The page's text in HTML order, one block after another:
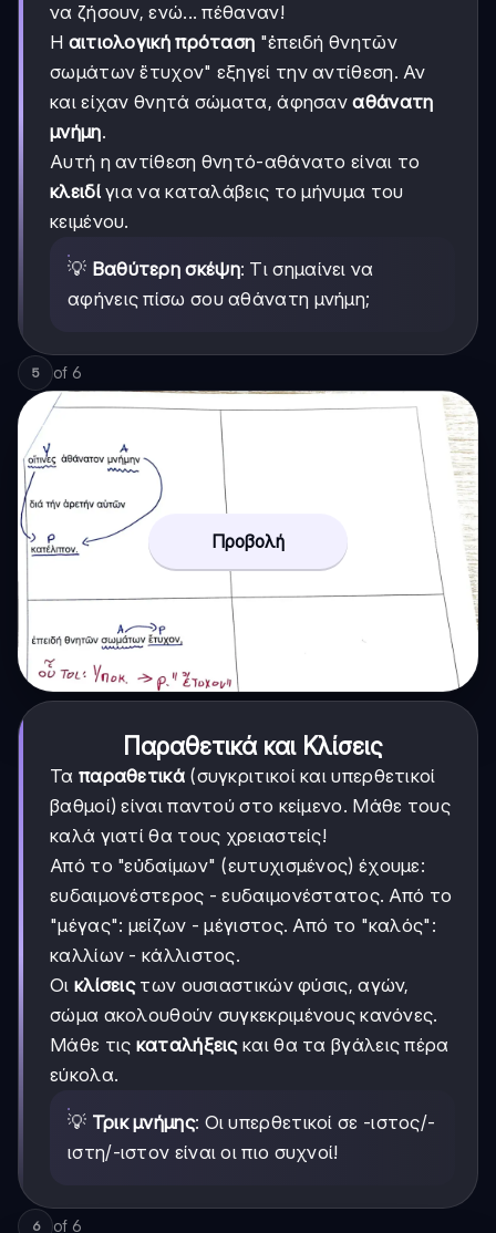
να ζήσουν, ενώ... πέθαναν!
Η αιτιολογική πρόταση "ἐπειδή θνητῶν
σωμάτων ἔτυχον" εξηγεί την αντίθεση. Αν
και είχαν θνητά σώματα, άφησαναθάνατη
μνήμη.
Αυτή η αντίθεση θνητό-αθάνατο είναι το
κλειδίγια να καταλάβεις το μήνυμα του
κειμένου.
💡 Βαθύτερη σκέψη: Τι σημαίνει να
αφήνεις πίσω σου αθάνατη μνήμη;
5 of 6
Προβολή
Παραθετικά και Κλίσεις
Τα παραθετικά(συγκριτικοί και υπερθετικοί
βαθμοί) είναι παντού στο κείμενο. Μάθε τους
καλά γιατί θα τους χρειαστείς!
Από το "εὐδαίμων" (ευτυχισμένος) έχουμε:
ευδαιμονέστερος - ευδαιμονέστατος. Από το
"μέγας": μείζων - μέγιστος. Από το "καλός":
καλλίων - κάλλιστος.
Οι κλίσειςτων ουσιαστικών φύσις, αγών,
σώμα ακολουθούν συγκεκριμένους κανόνες.
Μάθε τις καταλήξειςκαι θα τα βγάλεις πέρα
εύκολα.
💡 Τρικ μνήμης: Οι υπερθετικοί σε -ιστος/-
ιστη/-ιστον είναι οι πιο συχνοί!
6 of 6